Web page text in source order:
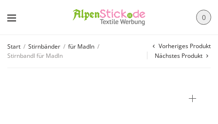
0
Start / Stirnbänder / für Madln /
Stirnbandl für Madln
Vorheriges Produkt
Nächstes Produkt